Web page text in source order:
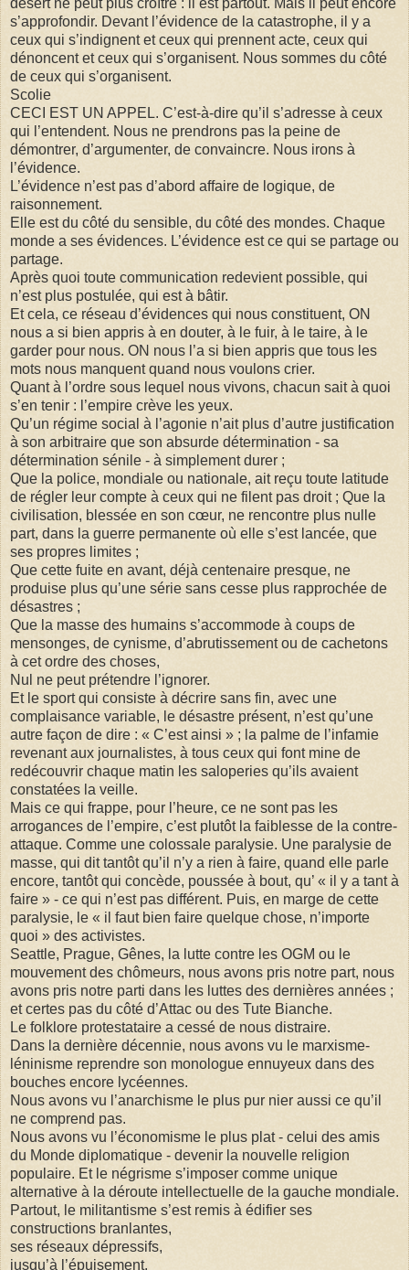
désert ne peut plus croître : il est partout. Mais il peut encore
s’approfondir. Devant l’évidence de la catastrophe, il y a
ceux qui s’indignent et ceux qui prennent acte, ceux qui
dénoncent et ceux qui s’organisent. Nous sommes du côté
de ceux qui s’organisent.
Scolie
CECI EST UN APPEL. C’est-à-dire qu’il s’adresse à ceux
qui l’entendent. Nous ne prendrons pas la peine de
démontrer, d’argumenter, de convaincre. Nous irons à
l’évidence.
L’évidence n’est pas d’abord affaire de logique, de
raisonnement.
Elle est du côté du sensible, du côté des mondes. Chaque
monde a ses évidences. L’évidence est ce qui se partage ou
partage.
Après quoi toute communication redevient possible, qui
n’est plus postulée, qui est à bâtir.
Et cela, ce réseau d’évidences qui nous constituent, ON
nous a si bien appris à en douter, à le fuir, à le taire, à le
garder pour nous. ON nous l’a si bien appris que tous les
mots nous manquent quand nous voulons crier.
Quant à l’ordre sous lequel nous vivons, chacun sait à quoi
s’en tenir : l’empire crève les yeux.
Qu’un régime social à l’agonie n’ait plus d’autre justification
à son arbitraire que son absurde détermination - sa
détermination sénile - à simplement durer ;
Que la police, mondiale ou nationale, ait reçu toute latitude
de régler leur compte à ceux qui ne filent pas droit ; Que la
civilisation, blessée en son cœur, ne rencontre plus nulle
part, dans la guerre permanente où elle s’est lancée, que
ses propres limites ;
Que cette fuite en avant, déjà centenaire presque, ne
produise plus qu’une série sans cesse plus rapprochée de
désastres ;
Que la masse des humains s’accommode à coups de
mensonges, de cynisme, d’abrutissement ou de cachetons
à cet ordre des choses,
Nul ne peut prétendre l’ignorer.
Et le sport qui consiste à décrire sans fin, avec une
complaisance variable, le désastre présent, n’est qu’une
autre façon de dire : « C’est ainsi » ; la palme de l’infamie
revenant aux journalistes, à tous ceux qui font mine de
redécouvrir chaque matin les saloperies qu’ils avaient
constatées la veille.
Mais ce qui frappe, pour l’heure, ce ne sont pas les
arrogances de l’empire, c’est plutôt la faiblesse de la contre-
attaque. Comme une colossale paralysie. Une paralysie de
masse, qui dit tantôt qu’il n’y a rien à faire, quand elle parle
encore, tantôt qui concède, poussée à bout, qu’ « il y a tant à
faire » - ce qui n’est pas différent. Puis, en marge de cette
paralysie, le « il faut bien faire quelque chose, n’importe
quoi » des activistes.
Seattle, Prague, Gênes, la lutte contre les OGM ou le
mouvement des chômeurs, nous avons pris notre part, nous
avons pris notre parti dans les luttes des dernières années ;
et certes pas du côté d’Attac ou des Tute Bianche.
Le folklore protestataire a cessé de nous distraire.
Dans la dernière décennie, nous avons vu le marxisme-
léninisme reprendre son monologue ennuyeux dans des
bouches encore lycéennes.
Nous avons vu l’anarchisme le plus pur nier aussi ce qu’il
ne comprend pas.
Nous avons vu l’économisme le plus plat - celui des amis
du Monde diplomatique - devenir la nouvelle religion
populaire. Et le négrisme s’imposer comme unique
alternative à la déroute intellectuelle de la gauche mondiale.
Partout, le militantisme s’est remis à édifier ses
constructions branlantes,
ses réseaux dépressifs,
jusqu’à l’épuisement.